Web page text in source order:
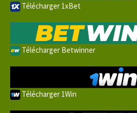
Télécharger 1xBet
Télécharger Betwinner
Télécharger 1Win